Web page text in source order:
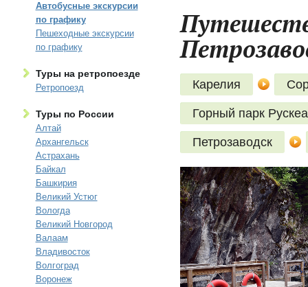
Автобусные экскурсии
по графику
Пешеходные экскурсии
по графику
Туры на ретропоезде
Ретропоезд
Туры по России
Алтай
Архангельск
Астрахань
Байкал
Башкирия
Великий Устюг
Вологда
Великий Новгород
Валаам
Владивосток
Волгоград
Воронеж
Карелия
Горный парк
Петрозаводск